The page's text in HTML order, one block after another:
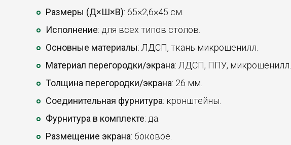
Размеры (Д×Ш×В): 65×2,6×45 см.
Исполнение: для всех типов столов.
Основные материалы: ЛДСП, ткань микрошенилл.
Материал перегородки/экрана: ЛДСП, ППУ, микрошенилл.
Толщина перегородки/экрана: 26 мм.
Соединительная фурнитура: кронштейны.
Фурнитура в комплекте: да.
Размещение экрана: боковое.